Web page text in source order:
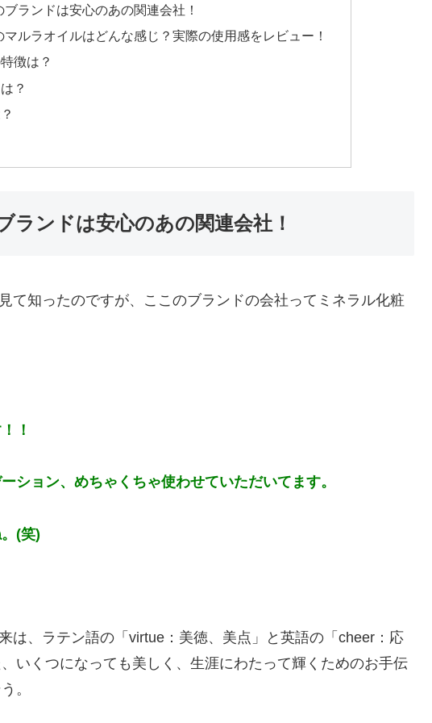
ランドは安心のあの関連会社！
ルラオイルはどんな感じ？実際の使用感をレビュー！
徴は？
？
ランドは安心のあの関連会社！
て知ったのですが、ここのブランドの会社ってミネラル化粧
！
ション、めちゃくちゃ使わせていただいてます。
(笑)
は、ラテン語の「virtue：美徳、美点」と英語の「cheer：応
いくつになっても美しく、生涯にわたって輝くためのお手伝
。